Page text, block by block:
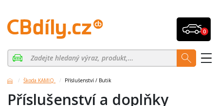
0
Škoda KAMIQ Příslušenství / Butik
Příslušenství a doplňky